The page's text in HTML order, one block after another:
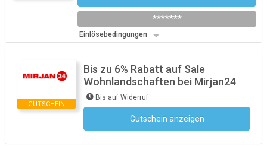
*******
Einlösebedingungen
GUTSCHEIN
Bis zu 6% Rabatt auf Sale
Wohnlandschaften bei Mirjan24
Bis auf Widerruf
Gutschein anzeigen